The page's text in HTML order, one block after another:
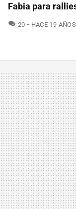
Fabia para
20 COMENTARIOS
HACE 19 AÑOS